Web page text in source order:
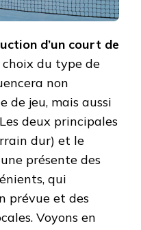
POUR
LA
D’UN
d’un court de
choix du type de
non
de jeu, mais aussi
deux principales
dur) et le
présente des
qui
prévue et des
Voyons en